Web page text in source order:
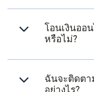
โอนเงินออ
หรือไม่?
ฉันจะติดตา
อย่างไร?